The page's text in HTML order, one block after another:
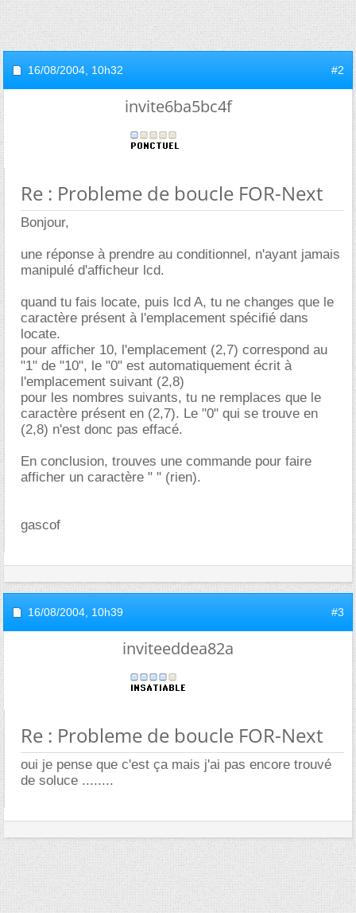
16/08/2004, 10h32 #2
invite6ba5bc4f
Re : Probleme de boucle FOR-Next
Bonjour,
une réponse à prendre au conditionnel, n'ayant jamais
manipulé d'afficheur lcd.
quand tu fais locate, puis lcd A, tu ne changes que le
caractère présent à l'emplacement spécifié dans
locate.
pour afficher 10, l'emplacement (2,7) correspond au
"1" de "10", le "0" est automatiquement écrit à
l'emplacement suivant (2,8)
pour les nombres suivants, tu ne remplaces que le
caractère présent en (2,7). Le "0" qui se trouve en
(2,8) n'est donc pas effacé.
En conclusion, trouves une commande pour faire
afficher un caractère " " (rien).
gascof
16/08/2004, 10h39 #3
inviteeddea82a
Re : Probleme de boucle FOR-Next
oui je pense que c'est ça mais j'ai pas encore trouvé
de soluce ........